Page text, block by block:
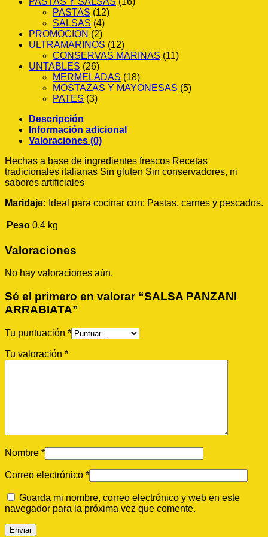
PASTAS (12)
SALSAS (4)
PROMOCION (2)
ULTRAMARINOS (12)
CONSERVAS MARINAS (11)
UNTABLES (26)
MERMELADAS (18)
MOSTAZAS Y MAYONESAS (5)
PATES (3)
Descripción
Información adicional
Valoraciones (0)
Hechas a base de ingredientes frescos Recetas
tradicionales italianas Sin gluten Sin conservadores, ni
sabores artificiales
Maridaje: Ideal para cocinar con: Pastas, carnes y pescados.
Peso 0.4 kg
Valoraciones
No hay valoraciones aún.
Sé el primero en valorar “SALSA PANZANI
ARRABIATA”
Tu puntuación *
Tu valoración *
Nombre *
Correo electrónico *
Guarda mi nombre, correo electrónico y web en este
navegador para la próxima vez que comente.